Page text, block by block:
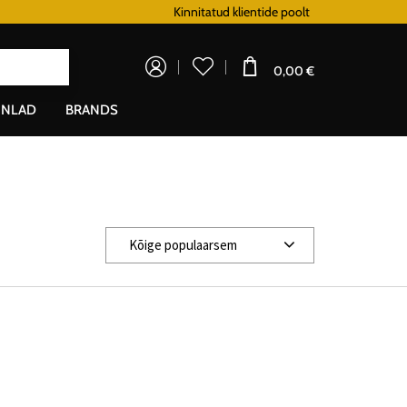
LojaalsusprogrammKinnitatud klientide poolt
0,00 €
BRANDS
Kõige populaarsem